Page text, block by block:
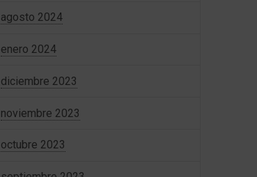
agosto 2024
enero 2024
diciembre 2023
noviembre 2023
octubre 2023